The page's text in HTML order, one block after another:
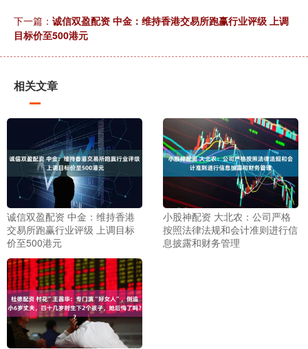
下一篇： 诚信双盈配资 中金：维持香港交易所跑赢行业评级 上调
目标价至500港元
相关文章
诚信双盈配资 中金：维持香港
交易所跑赢行业评级 上调目标
价至500港元
小股神配资 大北农：公司严格
按照法律法规和会计准则进行信
息披露和财务管理